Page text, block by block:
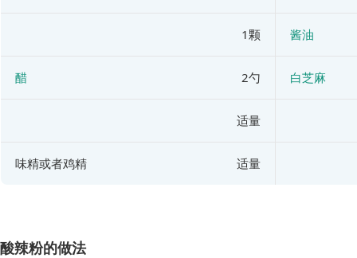
1颗 酱油
醋 2勺 白芝麻
适量
味精或者鸡精 适量
酸辣粉的做法